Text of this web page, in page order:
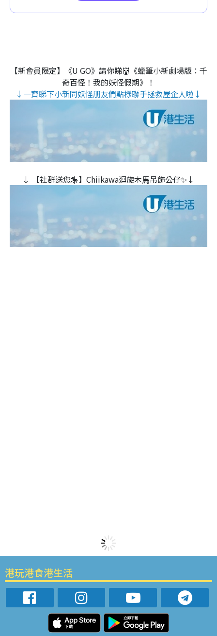
【新會員限定】《U GO》請你睇👹《蠟筆小新劇場版：千
奇百怪！我的妖怪假期》！
↓一齊睇下小新同妖怪朋友們點樣聯手拯救屋企人啦↓
↓ 【社群送您🎠】Chiikawa迴旋木⾺吊飾公仔✨↓
港玩港食港生活